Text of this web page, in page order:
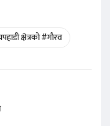
क्षेत्रको #गौरव